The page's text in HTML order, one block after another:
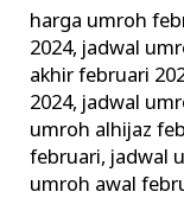
harga umroh
2024, jadwal
akhir februari
2024, jadwal
umroh alhijaz
februari, jadwal
umroh awal